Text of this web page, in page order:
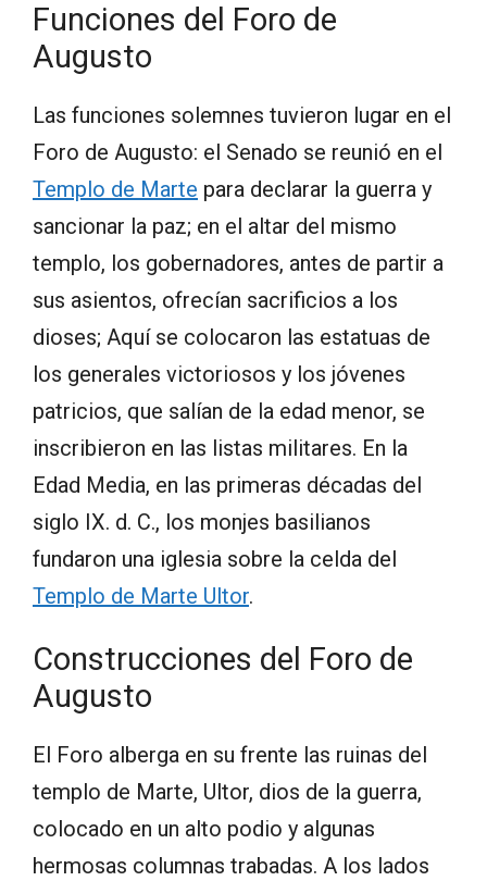
Funciones del Foro de
Augusto
Las funciones solemnes tuvieron lugar en el
Foro de Augusto: el Senado se reunió en el
Templo de Marte para declarar la guerra y
sancionar la paz; en el altar del mismo
templo, los gobernadores, antes de partir a
sus asientos, ofrecían sacrificios a los
dioses; Aquí se colocaron las estatuas de
los generales victoriosos y los jóvenes
patricios, que salían de la edad menor, se
inscribieron en las listas militares. En la
Edad Media, en las primeras décadas del
siglo IX. d. C., los monjes basilianos
fundaron una iglesia sobre la celda del
Templo de Marte Ultor.
Construcciones del Foro de
Augusto
El Foro alberga en su frente las ruinas del
templo de Marte, Ultor, dios de la guerra,
colocado en un alto podio y algunas
hermosas columnas trabadas. A los lados